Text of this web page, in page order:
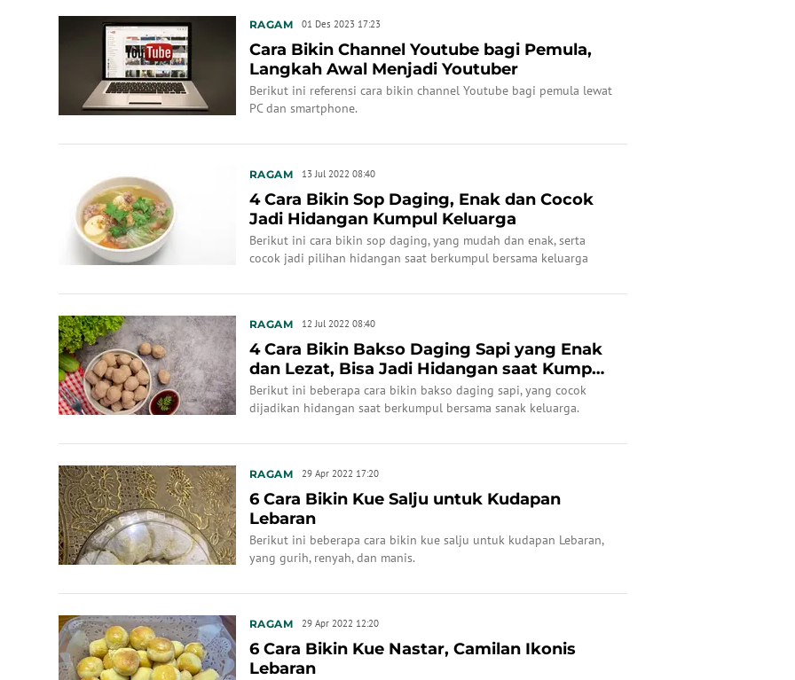
RAGAM 01 Des 2023 17:23
Cara Bikin Channel Youtube bagi Pemula,
Langkah Awal Menjadi Youtuber
Berikut ini referensi cara bikin channel Youtube bagi pemula lewat
PC dan smartphone.
RAGAM 13 Jul 2022 08:40
4 Cara Bikin Sop Daging, Enak dan Cocok
Jadi Hidangan Kumpul Keluarga
Berikut ini cara bikin sop daging, yang mudah dan enak, serta
cocok jadi pilihan hidangan saat berkumpul bersama keluarga
RAGAM 12 Jul 2022 08:40
4 Cara Bikin Bakso Daging Sapi yang Enak
dan Lezat, Bisa Jadi Hidangan saat Kumpul
Keluarg...
Berikut ini beberapa cara bikin bakso daging sapi, yang cocok
dijadikan hidangan saat berkumpul bersama sanak keluarga.
RAGAM 29 Apr 2022 17:20
6 Cara Bikin Kue Salju untuk Kudapan
Lebaran
Berikut ini beberapa cara bikin kue salju untuk kudapan Lebaran,
yang gurih, renyah, dan manis.
RAGAM 29 Apr 2022 12:20
6 Cara Bikin Kue Nastar, Camilan Ikonis
Lebaran